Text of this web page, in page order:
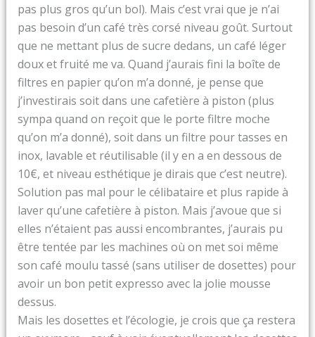
pas plus gros qu’un bol). Mais c’est vrai que je n’ai
pas besoin d’un café très corsé niveau goût. Surtout
que ne mettant plus de sucre dedans, un café léger
doux et fruité me va. Quand j’aurais fini la boîte de
filtres en papier qu’on m’a donné, je pense que
j’investirais soit dans une cafetière à piston (plus
sympa quand on reçoit que le porte filtre moche
qu’on m’a donné), soit dans un filtre pour tasses en
inox, lavable et réutilisable (il y en a en dessous de
10€, et niveau esthétique je dirais que c’est neutre).
Solution pas mal pour le célibataire et plus rapide à
laver qu’une cafetière à piston. Mais j’avoue que si
elles n’étaient pas aussi encombrantes, j’aurais pu
être tentée par les machines où on met soi même
son café moulu tassé (sans utiliser de dosettes) pour
avoir un bon petit expresso avec la jolie mousse
dessus.
Mais les dosettes et l’écologie, je crois que ça restera